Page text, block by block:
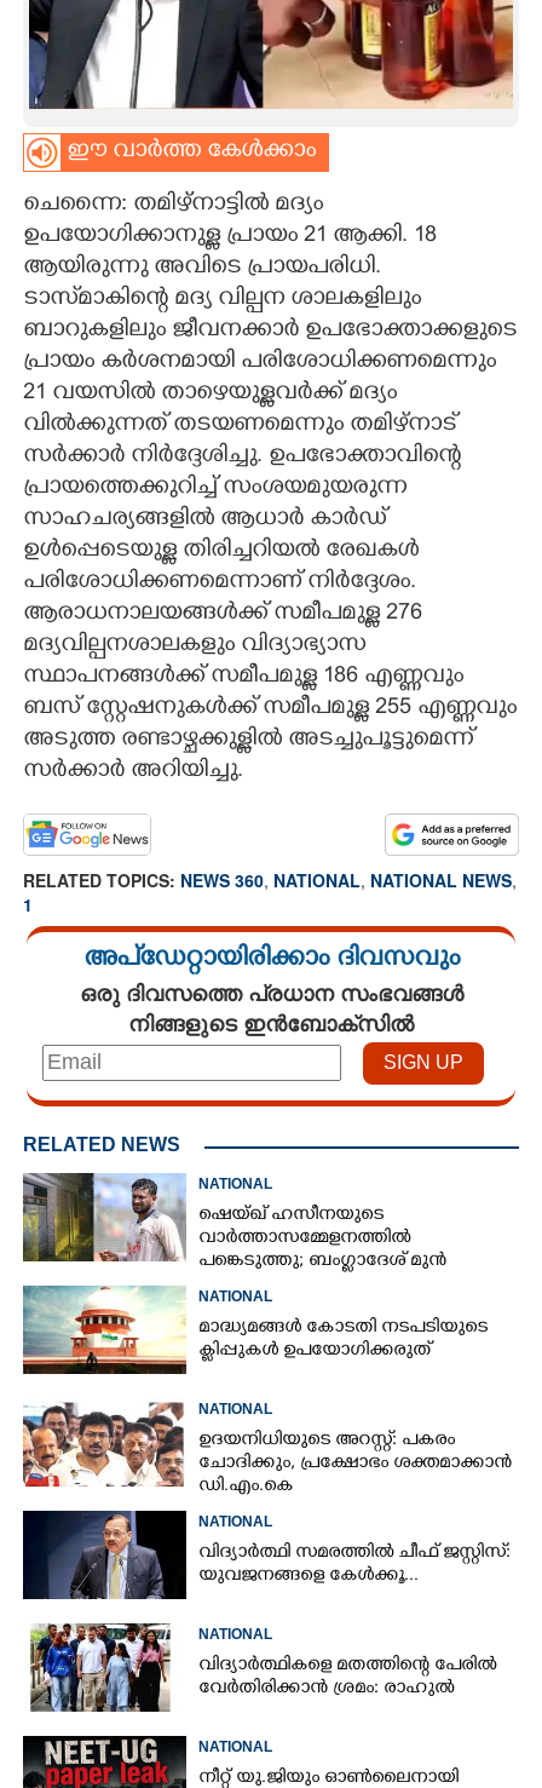
ASTRO
CARTOONS
LITERATURE
ZOOM
CONTACT US
ഈ വാർത്ത കേൾക്കാം
ചെന്നൈ: തമിഴ്നാട്ടിൽ മദ്യം
ഉപയോഗിക്കാനുള്ള പ്രായം 21 ആക്കി. 18
ആയിരുന്നു അവിടെ പ്രായപരിധി.
ടാസ്‌മാകിന്റെ മദ്യ വില്പന ശാലകളിലും
ബാറുകളിലും ജീവനക്കാർ ഉപഭോക്താക്കളുടെ
പ്രായം കർശനമായി പരിശോധിക്കണമെന്നും
21 വയസിൽ താഴെയുള്ളവർക്ക് മദ്യം
വിൽക്കുന്നത് തടയണമെന്നും തമിഴ്നാട്
സർക്കാർ നിർദ്ദേശിച്ചു. ഉപഭോക്താവിന്റെ
പ്രായത്തെക്കുറിച്ച് സംശയമുയരുന്ന
സാഹചര്യങ്ങളിൽ ആധാർ കാർഡ്
ഉൾപ്പെടെയുള്ള തിരിച്ചറിയൽ രേഖകൾ
പരിശോധിക്കണമെന്നാണ് നിർദ്ദേശം.
ആരാധനാലയങ്ങൾക്ക് സമീപമുള്ള 276
മദ്യവില്പനശാലകളും വിദ്യാഭ്യാസ
സ്ഥാപനങ്ങൾക്ക് സമീപമുള്ള 186 എണ്ണവും
ബസ് സ്റ്റേഷനുകൾക്ക് സമീപമുള്ള 255 എണ്ണവും
അടുത്ത രണ്ടാഴ്ചക്കുള്ളിൽ അടച്ചുപൂട്ടുമെന്ന്
സർക്കാർ അറിയിച്ചു.
RELATED TOPICS: NEWS 360, NATIONAL, NATIONAL NEWS,
1
അപ്ഡേറ്റായിരിക്കാം ദിവസവും
ഒരു ദിവസത്തെ പ്രധാന സംഭവങ്ങൾ
നിങ്ങളുടെ ഇൻബോക്സിൽ
RELATED NEWS
NATIONAL
ഷെയ്ഖ് ഹസീനയുടെ
വാർത്താസമ്മേളനത്തിൽ
പങ്കെടുത്തു; ബംഗ്ലാദേശ് മുൻ
ബോംബേറ്
NATIONAL
മാദ്ധ്യമങ്ങൾ കോടതി നടപടിയുടെ
ക്ലിപ്പുകൾ ഉപയോഗിക്കരുത്
NATIONAL
ഉദയനിധിയുടെ അറസ്റ്റ്: പകരം
ചോദിക്കും,​ പ്രക്ഷോഭം ശക്തമാക്കാൻ
ഡി.എം.കെ
NATIONAL
വിദ്യാർത്ഥി സമരത്തിൽ ചീഫ് ജസ്റ്റിസ്:
യുവജനങ്ങളെ കേൾക്കൂ...
NATIONAL
വിദ്യാർത്ഥികളെ മതത്തിന്റെ പേരിൽ
വേർതിരിക്കാൻ ശ്രമം: രാഹുൽ
NATIONAL
നീറ്റ് യു.ജിയും ഓൺലൈനായി